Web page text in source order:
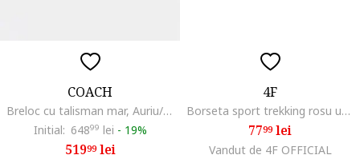
COACH
Breloc cu talisman mar, Auriu/Rosu inchis
Initial: 64899 lei - 19%
51999lei
4F
Borseta sport trekking rosu universal
7799lei
Vandut de 4F OFFICIAL